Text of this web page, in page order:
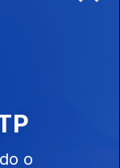
na voz de quem
na voz de quem
o